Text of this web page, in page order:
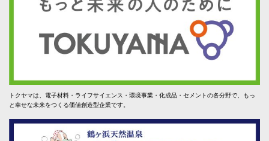
トクヤマは、電子材料・ライフサイエンス・環境事業・化成品・セメントの各分野で、もっ
と幸せな未来をつくる価値創造型企業です。